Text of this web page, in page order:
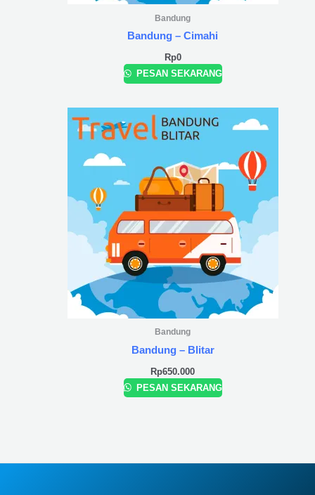
Bandung
Bandung – Cimahi
Rp0
PESAN SEKARANG
Bandung
Bandung – Blitar
Rp650.000
PESAN SEKARANG